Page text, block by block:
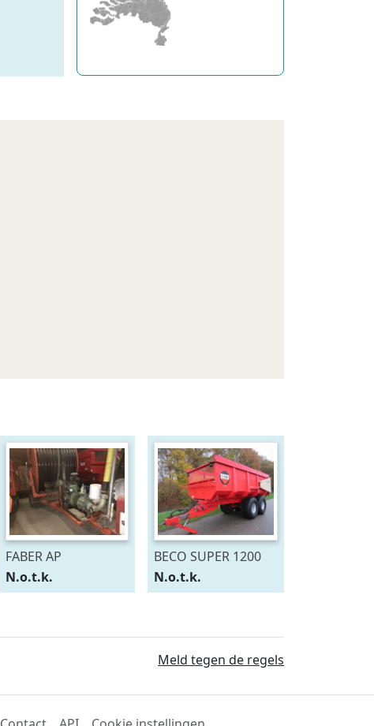
FABER AP
N.o.t.k.
BECO SUPER 1200
N.o.t.k.
Meld tegen de regels